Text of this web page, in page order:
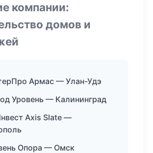
компании:
домов и
Армас — Улан-Удэ
Уровень — Калининград
Axis Slate —
Опора — Омск